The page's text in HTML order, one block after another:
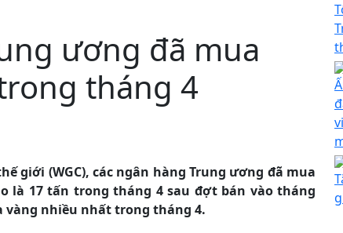
ương đã mua
tháng 4
giới (WGC), các ngân hàng Trung ương đã mua
là 17 tấn trong tháng 4 sau đợt bán vào tháng
vàng nhiều nhất trong tháng 4.